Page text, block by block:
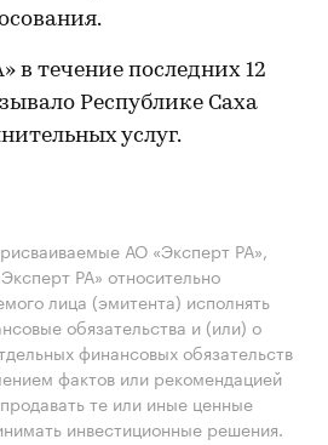
в течение последних 12
Республике Саха
услуг.
АО «Эксперт РА»,
РА» относительно
лица (эмитента) исполнять
обязательства и (или) о
финансовых обязательств
фактов или рекомендацией
те или иные ценные
инвестиционные решения.